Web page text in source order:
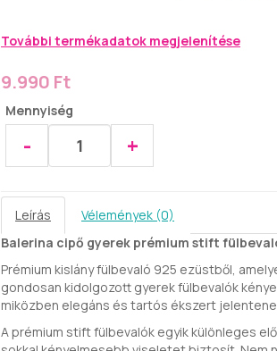
További termékadatok megjelenítése
9.990 Ft
Mennyiség
- +
Leírás
Vélemények (0)
Balerina cipő gyerek prémium stift
Prémium kislány fülbevaló 925 ezüstből,
gondosan kidolgozott gyerek fülbevalók
miközben elegáns és tartós ékszert
A prémium stift fülbevalók egyik különleges